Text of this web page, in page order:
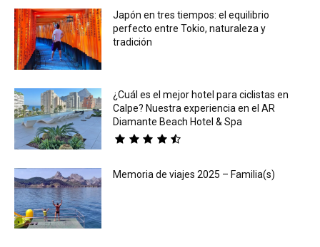
Japón en tres tiempos: el equilibrio
perfecto entre Tokio, naturaleza y
tradición
¿Cuál es el mejor hotel para ciclistas en
Calpe? Nuestra experiencia en el AR
Diamante Beach Hotel & Spa
Memoria de viajes 2025 – Familia(s)